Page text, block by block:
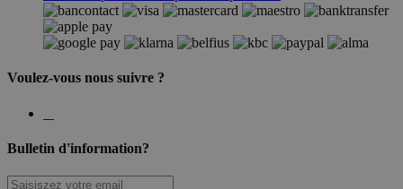
Voulez-vous nous suivre ?
Bulletin d'information?